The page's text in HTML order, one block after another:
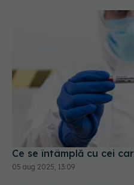
Ce se întâmplă cu cei
05 aug 2025, 13:09